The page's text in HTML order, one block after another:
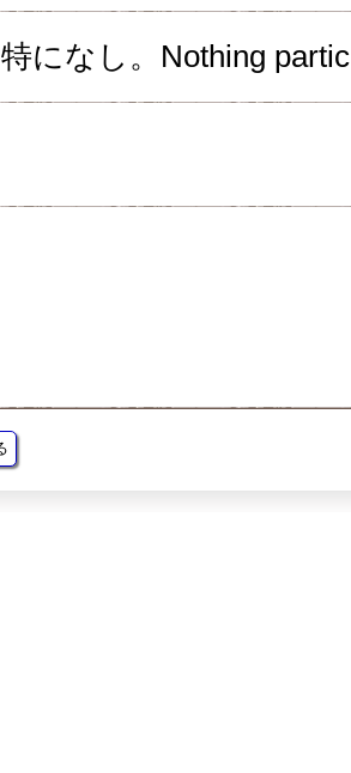
特になし。Nothing